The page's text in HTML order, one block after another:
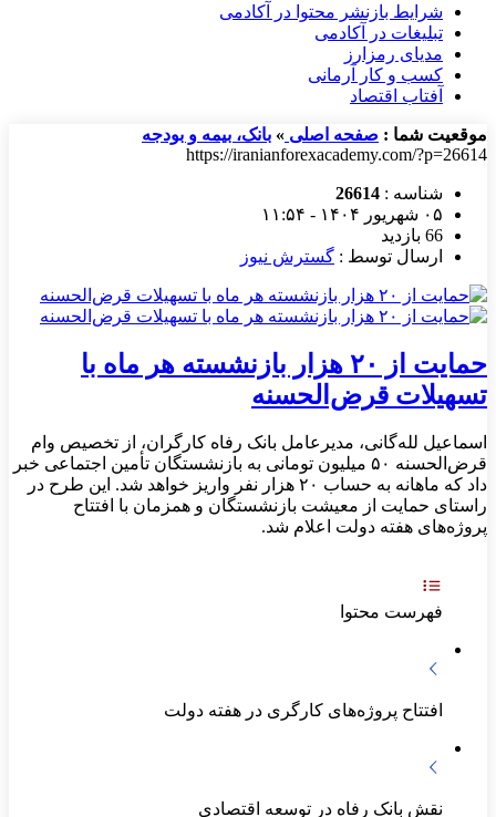
شرایط بازنشر محتوا در آکادمی
تبلیغات در آکادمی
مدیای رمزارز
کسب و کار آرمانی
آفتاب اقتصاد
موقعیت شما : صفحه اصلی » بانک، بیمه و بودجه
https://iranianforexacademy.com/?p=26614
شناسه : 26614
۰۵ شهریور ۱۴۰۴ - ۱۱:۵۴
66 بازدید
ارسال توسط : گسترش نیوز
حمایت از ۲۰ هزار بازنشسته هر ماه با
تسهیلات قرض‌الحسنه
اسماعیل لله‌گانی، مدیرعامل بانک رفاه کارگران، از تخصیص وام
قرض‌الحسنه ۵۰ میلیون تومانی به بازنشستگان تأمین اجتماعی خبر
داد که ماهانه به حساب ۲۰ هزار نفر واریز خواهد شد. این طرح در
راستای حمایت از معیشت بازنشستگان و همزمان با افتتاح
پروژه‌های هفته دولت اعلام شد.
فهرست محتوا
افتتاح پروژه‌های کارگری در هفته دولت
نقش بانک رفاه در توسعه اقتصادی